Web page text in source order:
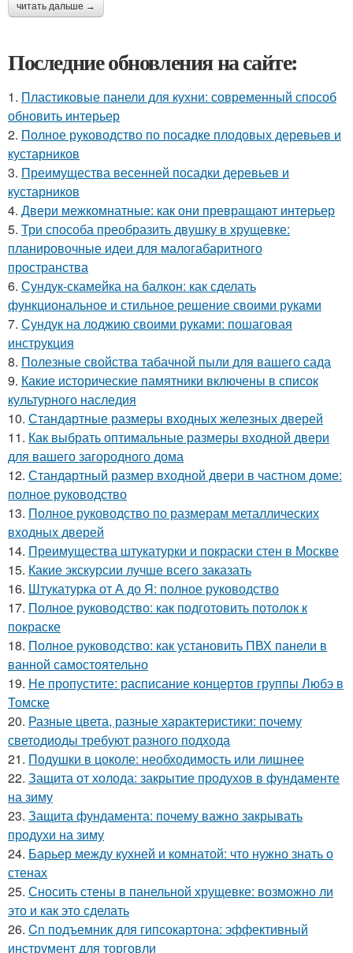
читать дальше →
Последние обновления на сайте:
1. Пластиковые панели для кухни: современный способ
обновить интерьер
2. Полное руководство по посадке плодовых деревьев и
кустарников
3. Преимущества весенней посадки деревьев и
кустарников
4. Двери межкомнатные: как они превращают интерьер
5. Три способа преобразить двушку в хрущевке:
планировочные идеи для малогабаритного
пространства
6. Сундук-скамейка на балкон: как сделать
функциональное и стильное решение своими руками
7. Сундук на лоджию своими руками: пошаговая
инструкция
8. Полезные свойства табачной пыли для вашего сада
9. Какие исторические памятники включены в список
культурного наследия
10. Стандартные размеры входных железных дверей
11. Как выбрать оптимальные размеры входной двери
для вашего загородного дома
12. Стандартный размер входной двери в частном доме:
полное руководство
13. Полное руководство по размерам металлических
входных дверей
14. Преимущества штукатурки и покраски стен в Москве
15. Какие экскурсии лучше всего заказать
16. Штукатурка от А до Я: полное руководство
17. Полное руководство: как подготовить потолок к
покраске
18. Полное руководство: как установить ПВХ панели в
ванной самостоятельно
19. Не пропустите: расписание концертов группы Любэ в
Томске
20. Разные цвета, разные характеристики: почему
светодиоды требуют разного подхода
21. Подушки в цоколе: необходимость или лишнее
22. Защита от холода: закрытие продухов в фундаменте
на зиму
23. Защита фундамента: почему важно закрывать
продухи на зиму
24. Барьер между кухней и комнатой: что нужно знать о
стенах
25. Сносить стены в панельной хрущевке: возможно ли
это и как это сделать
26. Cn подъемник для гипсокартона: эффективный
инструмент для торговли